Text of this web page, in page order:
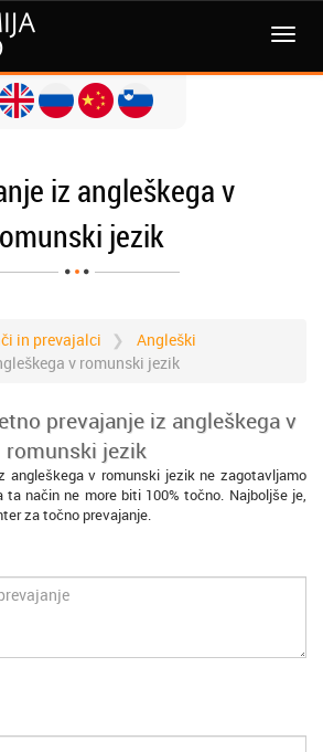
MENI
iz angleškega v
jezik
in prevajalci
Angleški
v romunski jezik
prevajanje iz angleškega v
romunski jezik
angleškega v romunski jezik ne zagotavljamo
ta način ne more biti 100% točno. Najboljše je,
za točno prevajanje.